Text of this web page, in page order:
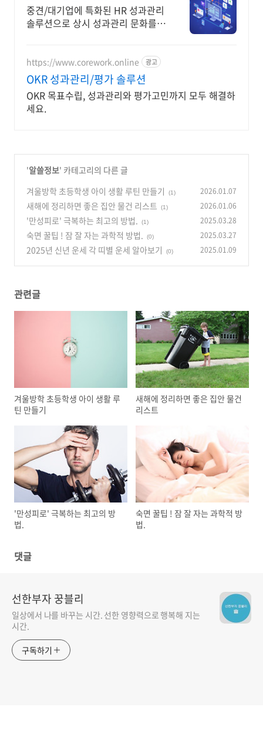
텀 가능한 성과관리솔루션
중견/대기업에 특화된 HR 성과관리
솔루션으로 상시 성과관리 문화를
요!
https://www.corework.online 광고
OKR 성과관리/평가 솔루션
OKR 목표수립, 성과관리와 평가고민까지 모두 해결하
세요.
'알쓸정보' 카테고리의 다른 글
겨울방학 초등학생 아이 생활 루틴 만들기
(1) 2026.01.07
새해에 정리하면 좋은 집안 물건 리스트 (1) 2026.01.06
'만성피로' 극복하는 최고의 방법. (1) 2025.03.28
숙면 꿀팁 ! 잠 잘 자는 과학적 방법. (0) 2025.03.27
2025년 신년 운세 각 띠별 운세 알아보기 (0) 2025.01.09
관련글
겨울방학 초등학생 아이 생활 루
틴 만들기
새해에 정리하면 좋은 집안 물건
리스트
'만성피로' 극복하는 최고의 방
법.
숙면 꿀팁 ! 잠 잘 자는 과학적 방
법.
댓글
선한부자 꿍블리
일상에서 나를 바꾸는 시간. 선한 영향력으로 행복해 지는
시간.
구독하기